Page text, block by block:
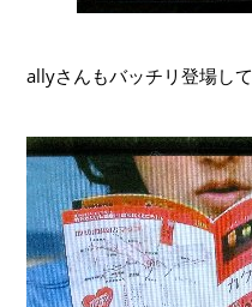
allyさんもバッチリ登場して